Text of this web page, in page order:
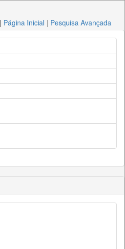
| Página Inicial | Pesquisa Avançada